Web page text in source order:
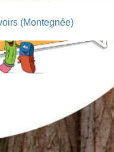
(Montegnée)